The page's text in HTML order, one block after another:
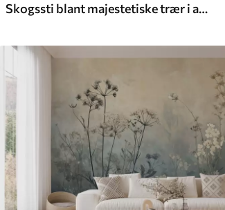
Skogssti blant majestetiske trær i akvarellstil